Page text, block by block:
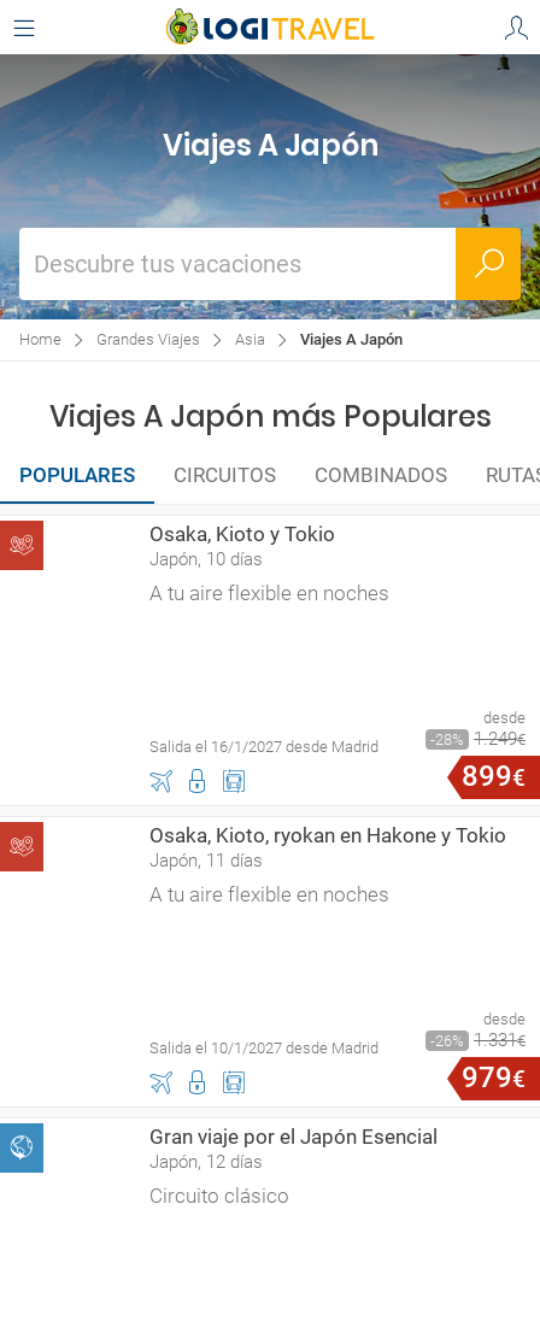
Viajes A Japón
Descubre tus vacaciones
Home Grandes Viajes Asia Viajes A Japón
Viajes A Japón más Populares
POPULARES CIRCUITOS COMBINADOS
Osaka, Kioto y Tokio
Japón, 10 días
A tu aire flexible en noches
Salida el 16/1/2027 desde Madrid
desde
28
1.249€
899€
Osaka, Kioto, ryokan en Hakone y Tokio
Japón, 11 días
A tu aire flexible en noches
Salida el 10/1/2027 desde Madrid
desde
26
1.331€
979€
Gran viaje por el Japón Esencial
Japón, 12 días
Circuito clásico